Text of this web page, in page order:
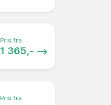
Pris fra
1 365,-
Pris fra